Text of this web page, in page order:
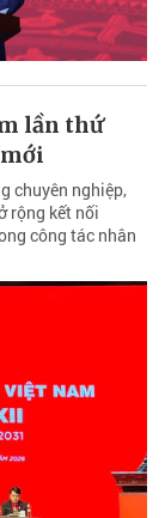
lần thứ
chuyên nghiệp,
rộng kết nối
công tác nhân